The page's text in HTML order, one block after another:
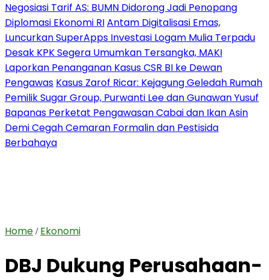
Negosiasi Tarif AS: BUMN Didorong Jadi Penopang
Diplomasi Ekonomi RIAntam Digitalisasi Emas,
Luncurkan SuperApps Investasi Logam Mulia Terpadu
Desak KPK Segera Umumkan Tersangka, MAKI
Laporkan Penanganan Kasus CSR BI ke Dewan
Pengawas Kasus Zarof Ricar: Kejagung Geledah Rumah
Pemilik Sugar Group, Purwanti Lee dan Gunawan Yusuf
Bapanas Perketat Pengawasan Cabai dan Ikan Asin
Demi Cegah Cemaran Formalin dan Pestisida
Berbahaya
Home / Ekonomi
DBJ Dukung Perusahaan-